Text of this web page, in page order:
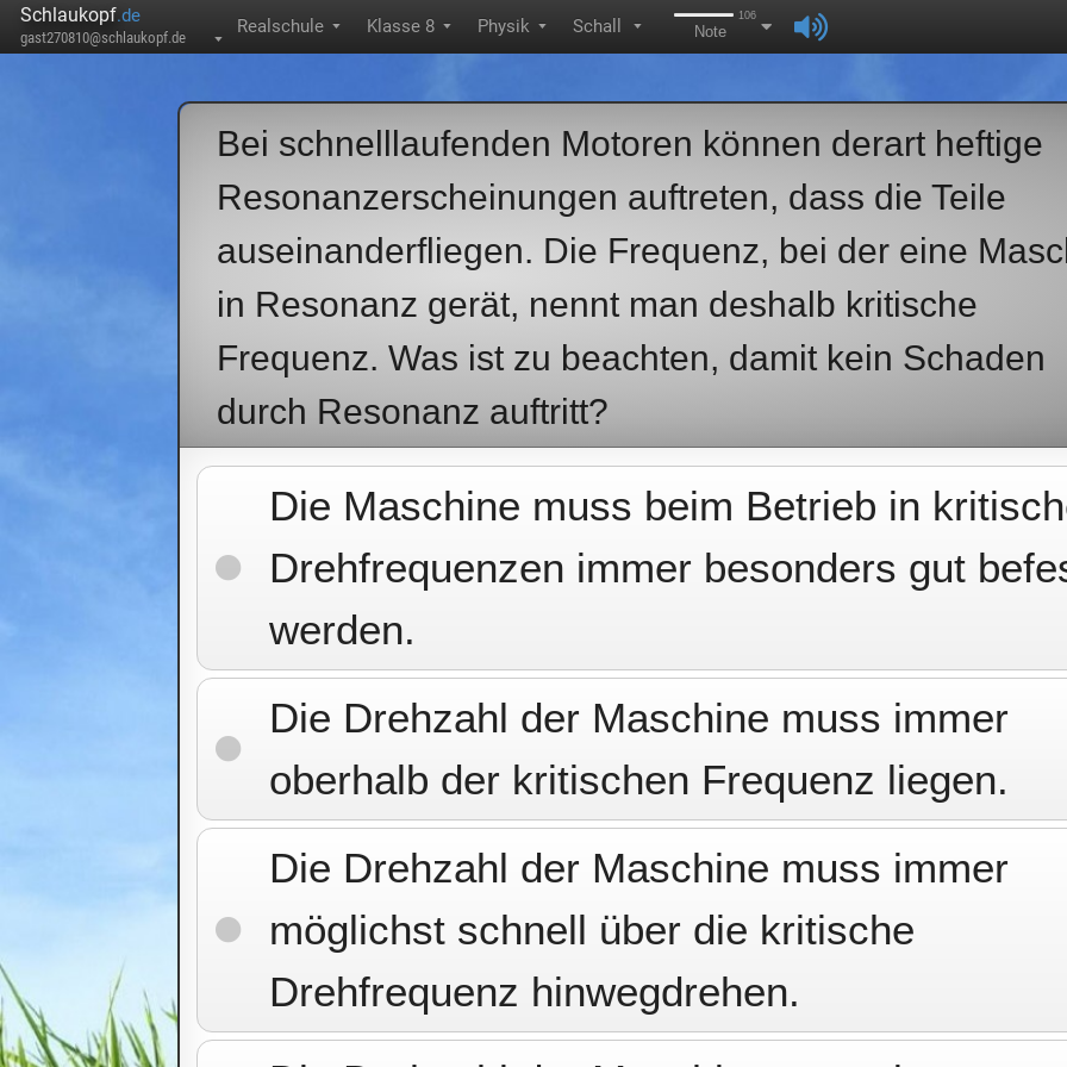
Schlaukopf.de
gast270810@schlaukopf.de ▼
Realschule ▼ Klasse 8 ▼ Physik ▼ Schall ▼
106
Note
Bei schnelllaufenden Motoren können derart heftige
Resonanzerscheinungen auftreten, dass die Teile
auseinanderfliegen. Die Frequenz, bei der eine
in Resonanz gerät, nennt man deshalb kritische
Frequenz. Was ist zu beachten, damit kein Schaden
durch Resonanz auftritt?
Die Maschine muss beim Betrieb in
Drehfrequenzen immer besonders gut
werden.
Die Drehzahl der Maschine muss immer
oberhalb der kritischen Frequenz liegen.
Die Drehzahl der Maschine muss immer
möglichst schnell über die kritische
Drehfrequenz hinwegdrehen.